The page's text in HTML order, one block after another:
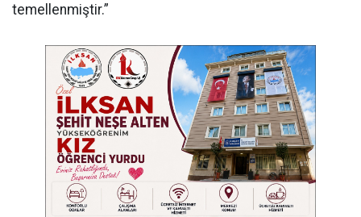
temellenmiştir.”